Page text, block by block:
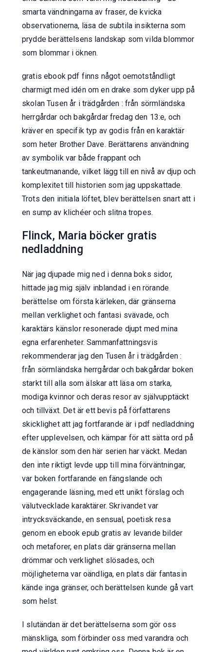
smarta vändningarna av fraser, de kvicka
observationerna, läsa de subtila insikterna som
prydde berättelsens landskap som vilda blommor
som blommar i öknen.
gratis ebook pdf finns något oemotståndligt
charmigt med idén om en drake som dyker upp på
skolan Tusen år i trädgården : från sörmländska
herrgårdar och bakgårdar fredag den 13:e, och
kräver en specifik typ av godis från en karaktär
som heter Brother Dave. Berättarens användning
av symbolik var både frappant och
tankeutmanande, vilket lägg till en nivå av djup och
komplexitet till historien som jag uppskattade.
Trots den initiala löftet, blev berättelsen snart att i
en sump av klichéer och slitna tropes.
Flinck, Maria böcker gratis
nedladdning
När jag djupade mig ned i denna boks sidor,
hittade jag mig själv inblandad i en rörande
berättelse om första kärleken, där gränserna
mellan verklighet och fantasi svävade, och
karaktärs känslor resonerade djupt med mina
egna erfarenheter. Sammanfattningsvis
rekommenderar jag den Tusen år i trädgården :
från sörmländska herrgårdar och bakgårdar boken
starkt till alla som älskar att läsa om starka,
modiga kvinnor och deras resor av självupptäckt
och tillväxt. Det är ett bevis på författarens
skicklighet att jag fortfarande är i pdf nedladdning
efter upplevelsen, och kämpar för att sätta ord på
de känslor som den här serien har väckt. Medan
den inte riktigt levde upp till mina förväntningar,
var boken fortfarande en fängslande och
engagerande läsning, med ett unikt förslag och
välutvecklade karaktärer. Skrivandet var
intrycksväckande, en sensual, poetisk resa
genom en ebook epub gratis av levande bilder
och metaforer, en plats där gränserna mellan
drömmar och verklighet slösades, och
möjligheterna var oändliga, en plats där fantasin
kände inga gränser, och berättelsen kunde gå vart
som helst.
I slutändan är det berättelserna som gör oss
mänskliga, som förbinder oss med varandra och